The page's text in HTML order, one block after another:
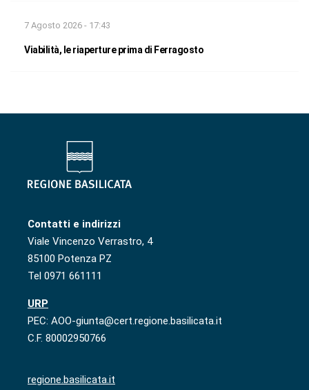
7 Agosto 2026 - 17:43
Viabilità, le riaperture prima di Ferragosto
Contatti e indirizzi
Viale Vincenzo Verrastro, 4
85100 Potenza PZ
Tel 0971 661111
URP
PEC: AOO-giunta@cert.regione.basilicata.it
C.F. 80002950766
regione.basilicata.it